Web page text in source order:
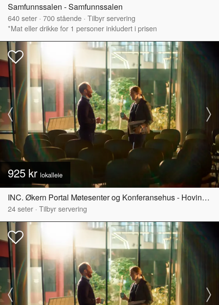
Samfunnssalen - Samfunnssalen
640seter · 700stående · Tilbyr servering
*Mat eller drikke for 1 personer inkludert i prisen
925 kr lokalleie
INC. Økern Portal Møtesenter og Konferansehus - Hovinbyen
24seter · Tilbyr servering